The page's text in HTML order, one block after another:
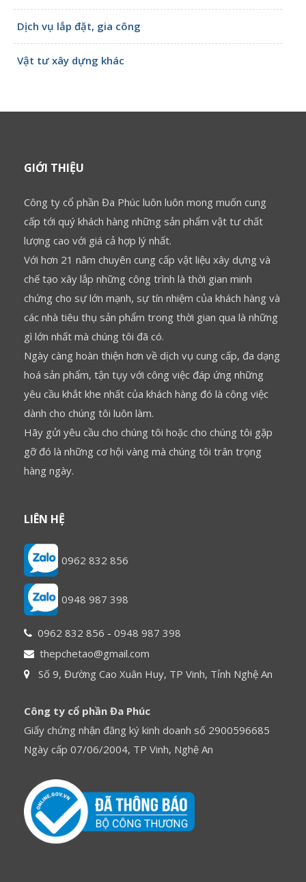
Dịch vụ lắp đặt, gia công
Vật tư xây dựng khác
GIỚI THIỆU
Công ty cổ phần Đa Phúc luôn luôn mong muốn cung
cấp tới quý khách hàng những sản phẩm vật tư chất
lượng cao với giá cả hợp lý nhất.
Với hơn 21 năm chuyên cung cấp vật liệu xây dựng và
chế tạo xây lắp những công trình là thời gian minh
chứng cho sự lớn mạnh, sự tín nhiệm của khách hàng và
các nhà tiêu thụ sản phẩm trong thời gian qua là những
gì lớn nhất mà chúng tôi đã có.
Ngày càng hoàn thiện hơn về dịch vụ cung cấp, đa dạng
hoá sản phẩm, tận tụy với công việc đáp ứng những
yêu cầu khắt khe nhất của khách hàng đó là công việc
dành cho chúng tôi luôn làm.
Hãy gửi yêu cầu cho chúng tôi hoặc cho chúng tôi gặp
gỡ đó là những cơ hội vàng mà chúng tôi trân trọng
hàng ngày.
LIÊN HỆ
0962 832 856
0948 987 398
0962 832 856 - 0948 987 398
thepchetao@gmail.com
Số 9, Đường Cao Xuân Huy, TP Vinh, Tỉnh Nghệ An
Công ty cổ phần Đa Phúc
Giấy chứng nhận đăng ký kinh doanh số 2900596685
Ngày cấp 07/06/2004, TP Vinh, Nghệ An